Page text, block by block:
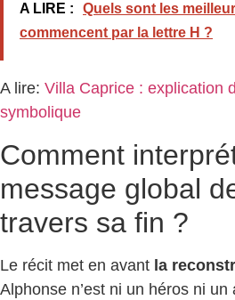
A LIRE :
Quels sont les
commencent par la lettre H ?
A lire: Villa Caprice : explication
symbolique
Comment
message global
travers sa fin ?
Le récit met en avant la
Alphonse n’est ni un héros ni